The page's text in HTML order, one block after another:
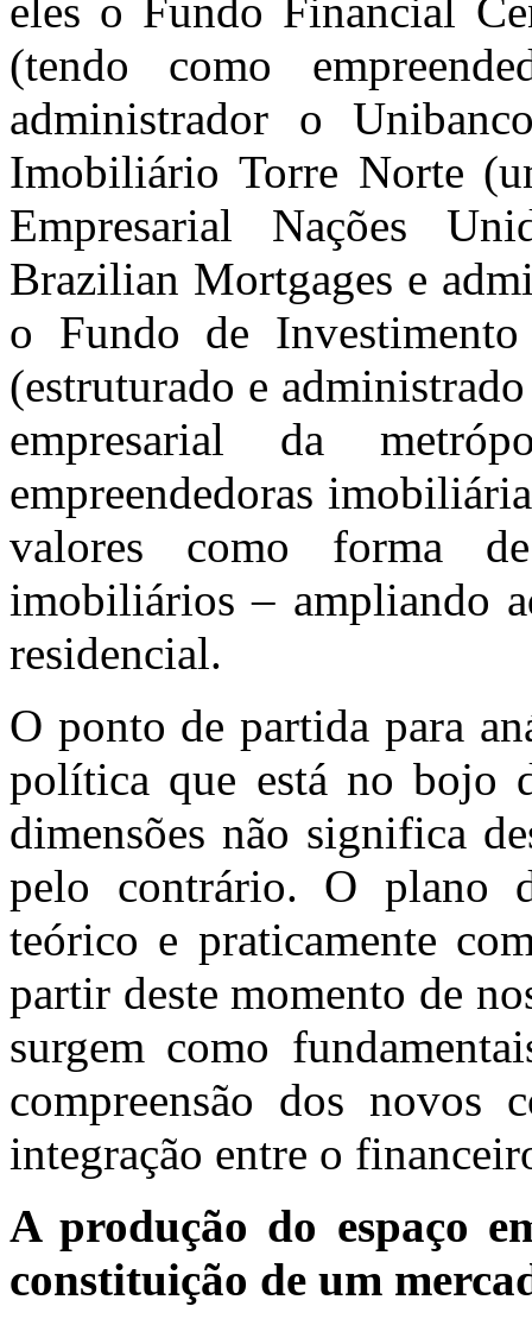
eles o Fundo Financial
(tendo como
administrador o
Imobiliário Torre Norte
Empresarial Nações
Brazilian Mortgages e
o Fundo de
(estruturado e
empresarial da
empreendedoras
valores como forma
imobiliários – ampliando
residencial.
O ponto de partida para
política que está no bojo
dimensões não significa
pelo contrário. O plano
teórico e praticamente
partir deste momento de
surgem como
compreensão dos novos
integração entre o
A produção do espaço
constituição de um